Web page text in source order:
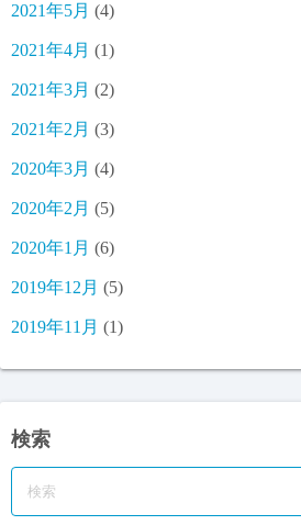
2021年5月 (4)
2021年4月 (1)
2021年3月 (2)
2021年2月 (3)
2020年3月 (4)
2020年2月 (5)
2020年1月 (6)
2019年12月 (5)
2019年11月 (1)
検索